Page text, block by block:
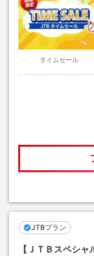
タイムセール
JTBプラン
【ＪＴＢスペシ